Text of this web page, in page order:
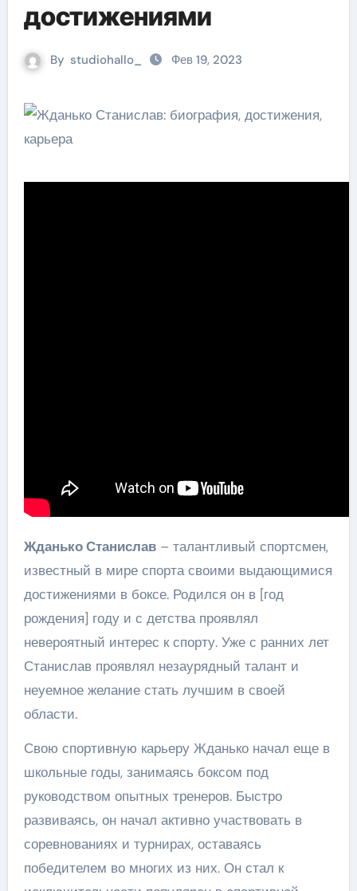
достижениями
By studiohallo_ Фев 19, 2023
Жданько Станислав– талантливый спортсмен,
известный в мире спорта своими выдающимися
достижениями в боксе. Родился он в [год
рождения] году и с детства проявлял
невероятный интерес к спорту. Уже с ранних лет
Станислав проявлял незаурядный талант и
неуемное желание стать лучшим в своей
области.
Свою спортивную карьеру Жданько начал еще в
школьные годы, занимаясь боксом под
руководством опытных тренеров. Быстро
развиваясь, он начал активно участвовать в
соревнованиях и турнирах, оставаясь
победителем во многих из них. Он стал к